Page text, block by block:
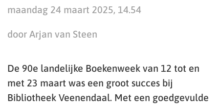
maandag 24 maart 2025, 14.54
door Arjan van Steen
De 90e landelijke Boekenweek van 12 tot en
met 23 maart was een groot succes bij
Bibliotheek Veenendaal. Met een goedgevulde